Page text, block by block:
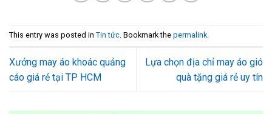
This entry was posted in Tin tức. Bookmark the permalink.
Xưởng may áo khoác quảng
cáo giá rẻ tại TP HCM
Lựa chọn địa chỉ may áo gió
quà tặng giá rẻ uy tín